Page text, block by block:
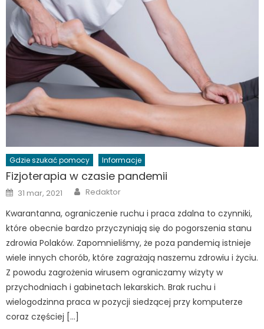
Gdzie szukać pomocy Informacje
Fizjoterapia w czasie pandemii
Posted
on
31 mar, 2021 Author
Redaktor
Kwarantanna, ograniczenie ruchu i praca zdalna to czynniki,
które obecnie bardzo przyczyniają się do pogorszenia stanu
zdrowia Polaków. Zapomnieliśmy, że poza pandemią istnieje
wiele innych chorób, które zagrażają naszemu zdrowiu i życiu.
Z powodu zagrożenia wirusem ograniczamy wizyty w
przychodniach i gabinetach lekarskich. Brak ruchu i
wielogodzinna praca w pozycji siedzącej przy komputerze
coraz częściej […]